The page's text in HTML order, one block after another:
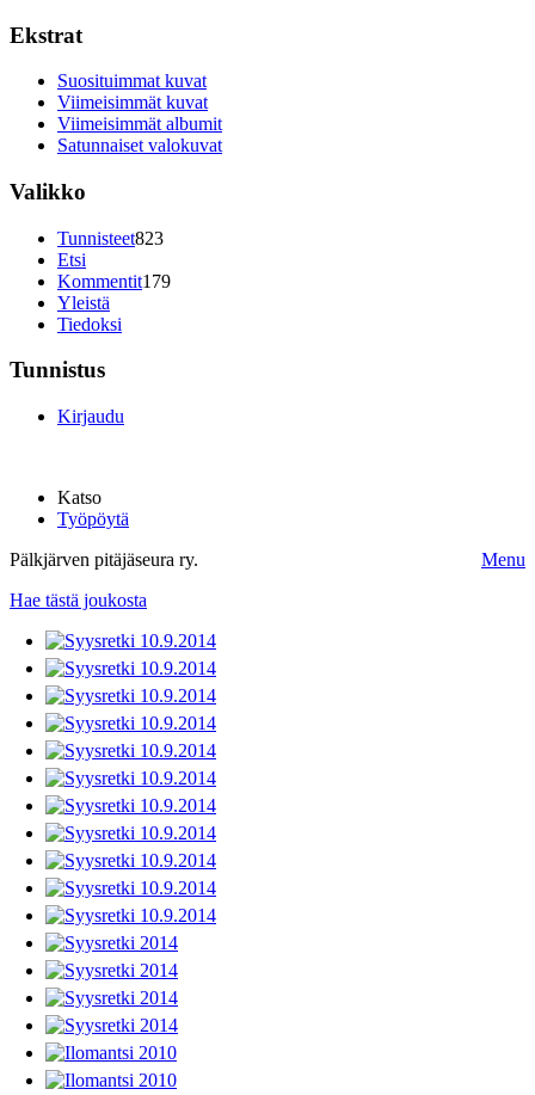
Ekstrat
Suosituimmat kuvat
Viimeisimmät kuvat
Viimeisimmät albumit
Satunnaiset valokuvat
Valikko
Tunnisteet823
Etsi
Kommentit179
Yleistä
Tiedoksi
Tunnistus
Kirjaudu
Katso
Työpöytä
Pälkjärven pitäjäseura ry.
Menu
Hae tästä joukosta